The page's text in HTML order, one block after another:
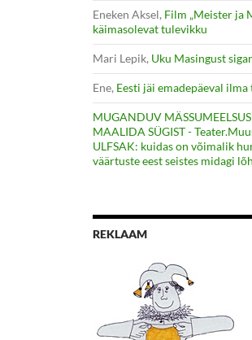
Eneken Aksel, Film „Meister ja
käimasolevat tulevikku
Mari Lepik, Uku Masingust
Ene, Eesti jäi emadepäeval
MUGANDUV
MAALIDA SÜGIST -
ULFSAK: kuidas on võimalik
väärtuste eest seistes midagi
REKLAAM